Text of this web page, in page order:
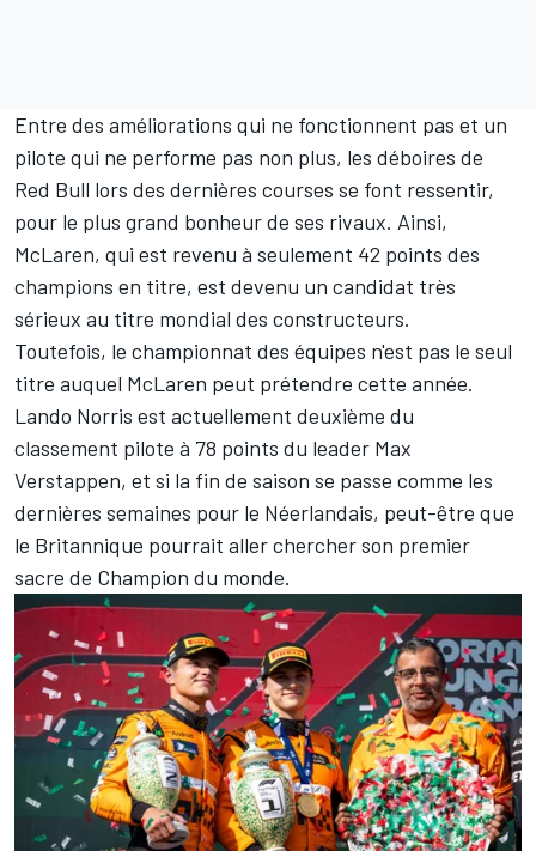
Entre des améliorations qui ne fonctionnent pas et un
pilote qui ne performe pas non plus, les déboires de
Red Bull lors des dernières courses se font ressentir,
pour le plus grand bonheur de ses rivaux. Ainsi,
McLaren, qui est revenu à seulement 42 points des
champions en titre, est devenu un candidat très
sérieux au titre mondial des constructeurs.
Toutefois, le championnat des équipes n'est pas le seul
titre auquel McLaren peut prétendre cette année.
Lando Norris est actuellement deuxième du
classement pilote à 78 points du leader Max
Verstappen, et si la fin de saison se passe comme les
dernières semaines pour le Néerlandais, peut-être que
le Britannique pourrait aller chercher son premier
sacre de Champion du monde.